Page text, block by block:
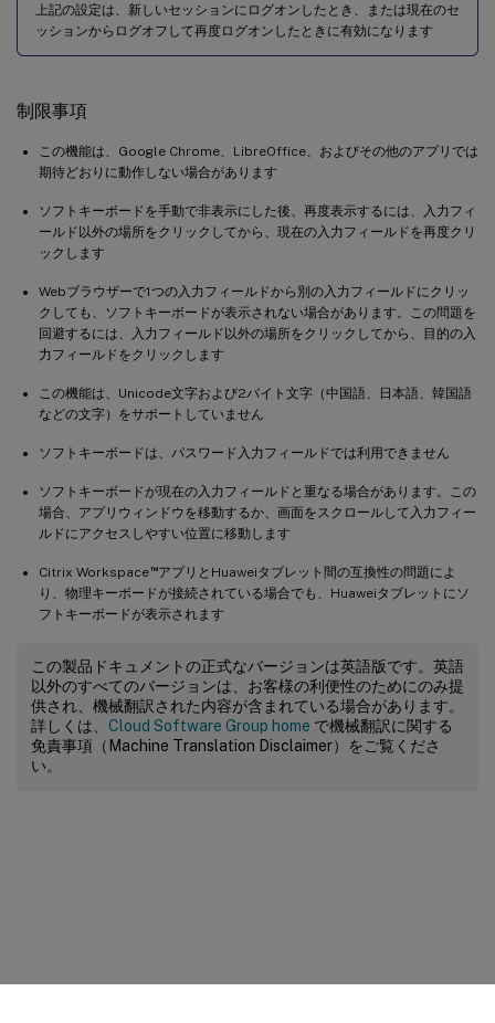
上記の設定は、新しいセッションにログオンしたとき、または現在のセ
ッションからログオフして再度ログオンしたときに有効になります
制限事項
この機能は、Google Chrome、LibreOffice、およびその他のアプリでは
期待どおりに動作しない場合があります
ソフトキーボードを手動で非表示にした後、再度表示するには、入力フィ
ールド以外の場所をクリックしてから、現在の入力フィールドを再度クリ
ックします
Webブラウザーで1つの入力フィールドから別の入力フィールドにクリッ
クしても、ソフトキーボードが表示されない場合があります。この問題を
回避するには、入力フィールド以外の場所をクリックしてから、目的の入
力フィールドをクリックします
この機能は、Unicode文字および2バイト文字（中国語、日本語、韓国語
などの文字）をサポートしていません
ソフトキーボードは、パスワード入力フィールドでは利用できません
ソフトキーボードが現在の入力フィールドと重なる場合があります。この
場合、アプリウィンドウを移動するか、画面をスクロールして入力フィー
ルドにアクセスしやすい位置に移動します
Citrix Workspace™アプリとHuaweiタブレット間の互換性の問題によ
り、物理キーボードが接続されている場合でも、Huaweiタブレットにソ
フトキーボードが表示されます
この製品ドキュメントの正式なバージョンは英語版です。英語
以外のすべてのバージョンは、お客様の利便性のためにのみ提
供され、機械翻訳された内容が含まれている場合があります。
詳しくは、 Cloud Software Group home で機械翻訳に関する
免責事項（Machine Translation Disclaimer）をご覧くださ
い。